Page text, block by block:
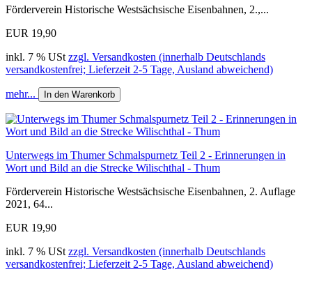
Förderverein Historische Westsächsische Eisenbahnen, 2.,...
EUR 19,90
inkl. 7 % USt zzgl. Versandkosten (innerhalb Deutschlands
versandkostenfrei; Lieferzeit 2-5 Tage, Ausland abweichend)
mehr... In den Warenkorb
Unterwegs im Thumer Schmalspurnetz Teil 2 - Erinnerungen in
Wort und Bild an die Strecke Wilischthal - Thum
Förderverein Historische Westsächsische Eisenbahnen, 2. Auflage
2021, 64...
EUR 19,90
inkl. 7 % USt zzgl. Versandkosten (innerhalb Deutschlands
versandkostenfrei; Lieferzeit 2-5 Tage, Ausland abweichend)